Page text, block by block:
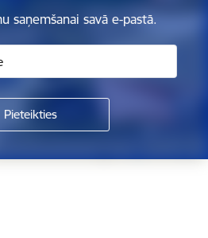
saņemšanai savā e-pastā.